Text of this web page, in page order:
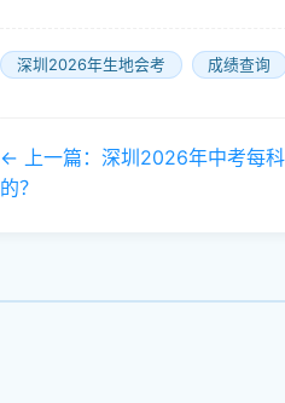
深圳2026年生地会考 成绩查询
← 上一篇：深圳2026年中考每
的？